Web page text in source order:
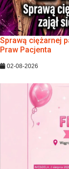
Sprawą ciężarnej
Praw Pacjenta
02-08-2026